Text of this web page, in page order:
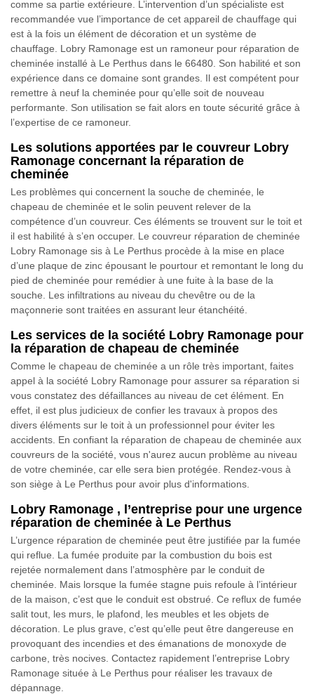
comme sa partie extérieure. L’intervention d’un spécialiste est
recommandée vue l’importance de cet appareil de chauffage qui
est à la fois un élément de décoration et un système de
chauffage. Lobry Ramonage est un ramoneur pour réparation de
cheminée installé à Le Perthus dans le 66480. Son habilité et son
expérience dans ce domaine sont grandes. Il est compétent pour
remettre à neuf la cheminée pour qu’elle soit de nouveau
performante. Son utilisation se fait alors en toute sécurité grâce à
l’expertise de ce ramoneur.
Les solutions apportées par le couvreur Lobry
Ramonage concernant la réparation de
cheminée
Les problèmes qui concernent la souche de cheminée, le
chapeau de cheminée et le solin peuvent relever de la
compétence d’un couvreur. Ces éléments se trouvent sur le toit et
il est habilité à s’en occuper. Le couvreur réparation de cheminée
Lobry Ramonage sis à Le Perthus procède à la mise en place
d’une plaque de zinc épousant le pourtour et remontant le long du
pied de cheminée pour remédier à une fuite à la base de la
souche. Les infiltrations au niveau du chevêtre ou de la
maçonnerie sont traitées en assurant leur étanchéité.
Les services de la société Lobry Ramonage pour
la réparation de chapeau de cheminée
Comme le chapeau de cheminée a un rôle très important, faites
appel à la société Lobry Ramonage pour assurer sa réparation si
vous constatez des défaillances au niveau de cet élément. En
effet, il est plus judicieux de confier les travaux à propos des
divers éléments sur le toit à un professionnel pour éviter les
accidents. En confiant la réparation de chapeau de cheminée aux
couvreurs de la société, vous n'aurez aucun problème au niveau
de votre cheminée, car elle sera bien protégée. Rendez-vous à
son siège à Le Perthus pour avoir plus d'informations.
Lobry Ramonage , l’entreprise pour une urgence
réparation de cheminée à Le Perthus
L’urgence réparation de cheminée peut être justifiée par la fumée
qui reflue. La fumée produite par la combustion du bois est
rejetée normalement dans l’atmosphère par le conduit de
cheminée. Mais lorsque la fumée stagne puis refoule à l’intérieur
de la maison, c’est que le conduit est obstrué. Ce reflux de fumée
salit tout, les murs, le plafond, les meubles et les objets de
décoration. Le plus grave, c’est qu’elle peut être dangereuse en
provoquant des incendies et des émanations de monoxyde de
carbone, très nocives. Contactez rapidement l’entreprise Lobry
Ramonage située à Le Perthus pour réaliser les travaux de
dépannage.